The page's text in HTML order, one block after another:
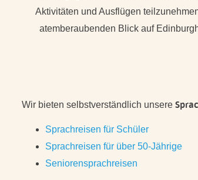
Aktivitäten und Ausflügen
atemberaubenden Blick auf
Wir bieten selbstverständlich unsere
Sprachreisen für Schüler
Sprachreisen für über 50-Jährige
Seniorensprachreisen